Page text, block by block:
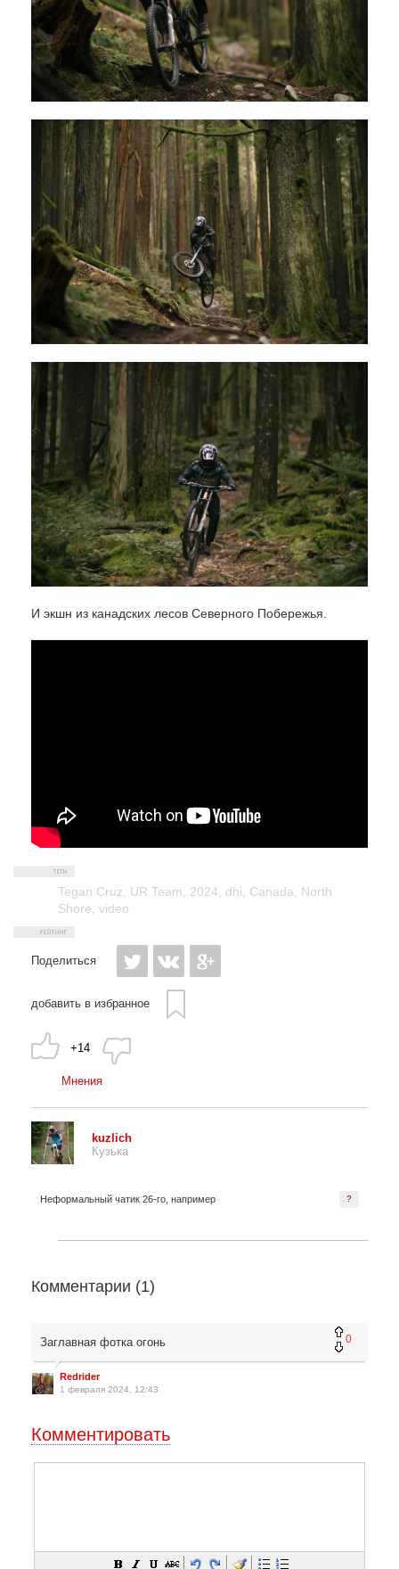
И экшн из канадских лесов Северного Побережья.
Tegan Cruz, UR Team, 2024, dhi, Canada, North
Shore, video
Поделиться
добавить в избранное
+14
Мнения
kuzlich
Кузька
?
Неформальный чатик 26-го, например
Комментарии (1)
0
Заглавная фотка огонь
Redrider
1 февраля 2024, 12:43
Комментировать